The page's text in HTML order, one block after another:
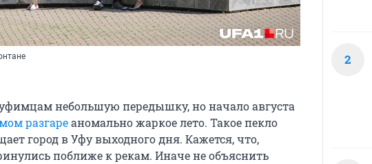
небольшую передышку, но начало августа
разгареаномально жаркое лето. Такое пекло
город в Уфу выходного дня. Кажется, что,
поближе к рекам. Иначе не объяснить
2